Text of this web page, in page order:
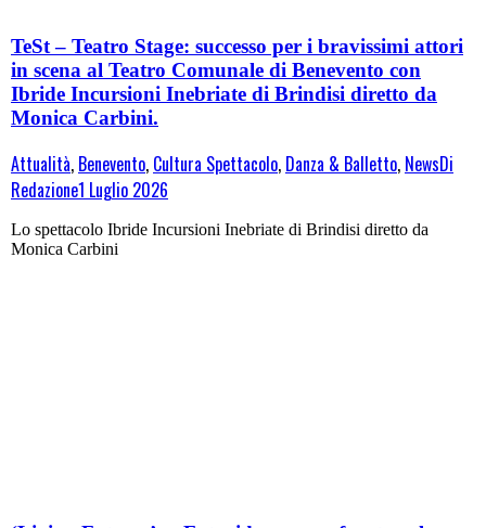
TeSt – Teatro Stage: successo per i bravissimi attori
in scena al Teatro Comunale di Benevento con
Ibride Incursioni Inebriate di Brindisi diretto da
Monica Carbini.
Attualità, Benevento, Cultura Spettacolo, Danza & Balletto, NewsDi
Redazione1 Luglio 2026
Lo spettacolo Ibride Incursioni Inebriate di Brindisi diretto da
Monica Carbini